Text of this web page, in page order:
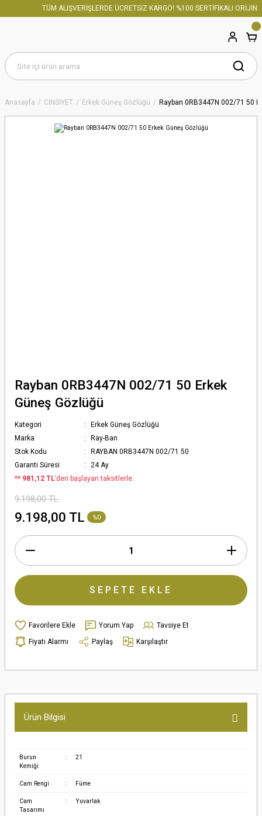
TÜM ALIŞVERİŞLERDE ÜCRETSİZ KARGO! %100 SERTİFİKALI ORİJİNAL
Anasayfa CİNSİYET Erkek Güneş Gözlüğü Rayban 0RB3447N 002/71 50
Rayban 0RB3447N 002/71 50 Erkek
Güneş Gözlüğü
Kategori
Erkek Güneş Gözlüğü
Marka
Ray-Ban
Stok Kodu
RAYBAN 0RB3447N 002/71 50
Garanti Süresi
24 Ay
** 981,12 TL’den başlayan taksitlerle.
9.198,00 TL
9.198,00 TL %0
SEPETE EKLE
Yorum Yap
Tavsiye Et
Fiyatı Alarmı
Paylaş Karşılaştır
Ürün Bilgisi
Burun
Kemiği
: 21
Cam Rengi : Füme
Cam
Tasarımı
: Yuvarlak